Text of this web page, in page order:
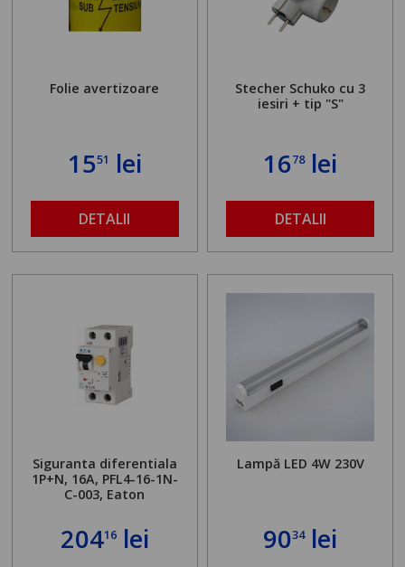
Folie avertizoare
1551 lei
DETALII
Stecher Schuko cu 3
iesiri + tip "S"
1678lei
DETALII
Siguranta diferentiala
1P+N, 16A, PFL4-16-1N-
C-003, Eaton
20416lei
Lampă LED 4W 230V
9034lei